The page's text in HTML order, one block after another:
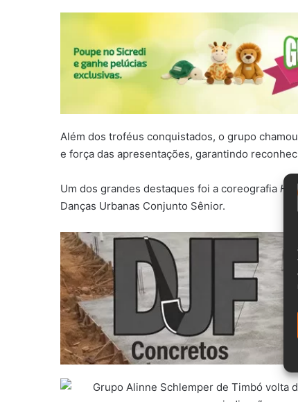
Além dos troféus conquistados, o grupo
e força das apresentações, garantindo
Um dos grandes destaques foi a coreografia
Danças Urbanas Conjunto Sênior.